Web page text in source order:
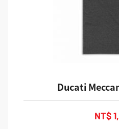
Ducati
NT$